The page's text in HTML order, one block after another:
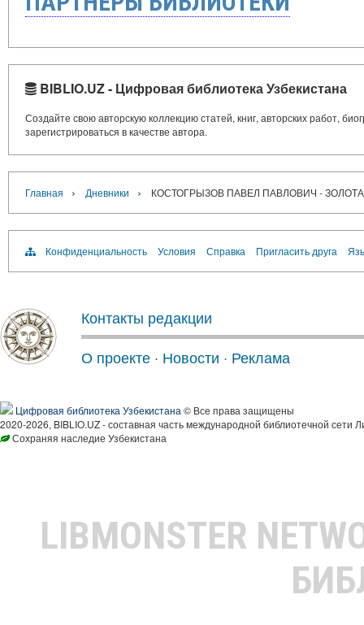
BIBLIO.UZ - Цифровая библиотека Узбекистана
Создайте свою авторскую коллекцию статей, книг, авторских работ,
зарегистрироваться в качестве автора.
Главная › Дневники › КОСТОГРЫЗОВ ПАВЕЛ ПАВЛОВИЧ -
Конфиденциальность Условия Справка Пригласить друга
Контакты редакции
О проекте · Новости · Реклама
Цифровая библиотека Узбекистана © Все права защищены
2020-2026, BIBLIO.UZ - составная часть международной библиотечной сети
Сохраняя наследие Узбекистана
LIBMONSTER